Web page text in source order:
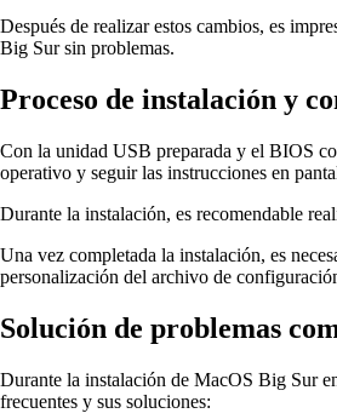
Después de realizar estos cambios, es
Big Sur sin problemas.
Proceso de instalación y
Con la unidad USB preparada y el BIOS
operativo y seguir las instrucciones en
Durante la instalación, es recomendable
Una vez completada la instalación, es
personalización del archivo de
Solución de problemas
Durante la instalación de MacOS Big Sur
frecuentes y sus soluciones: